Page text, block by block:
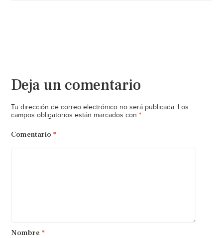
Deja un comentario
Tu dirección de correo electrónico no será publicada. Los
campos obligatorios están marcados con *
Comentario *
Nombre *